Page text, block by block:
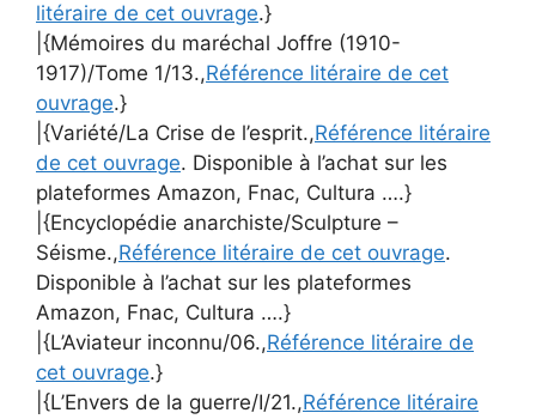
litéraire de cet ouvrage.}
|{Mémoires du maréchal Joffre (1910-
1917)/Tome 1/13.,Référence litéraire de cet
ouvrage.}
|{Variété/La Crise de l’esprit.,Référence litéraire
de cet ouvrage. Disponible à l’achat sur les
plateformes Amazon, Fnac, Cultura ….}
|{Encyclopédie anarchiste/Sculpture –
Séisme.,Référence litéraire de cet ouvrage.
Disponible à l’achat sur les plateformes
Amazon, Fnac, Cultura ….}
|{L’Aviateur inconnu/06.,Référence litéraire de
cet ouvrage.}
|{L’Envers de la guerre/I/21.,Référence litéraire